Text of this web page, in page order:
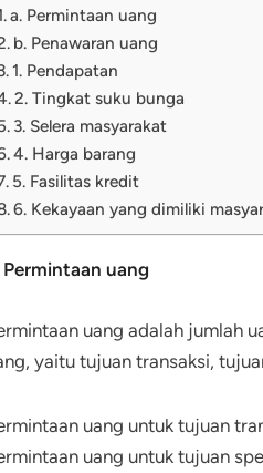
a. Permintaan uang
b. Penawaran uang
1. Pendapatan
2. Tingkat suku bunga
3. Selera masyarakat
4. Harga barang
5. Fasilitas kredit
6. Kekayaan yang dimiliki
Permintaan uang
uang adalah jumlah
yaitu tujuan transaksi,
uang untuk tujuan
uang untuk tujuan